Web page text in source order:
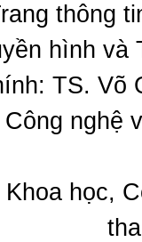
thông
hình
TS.
nghệ
học,